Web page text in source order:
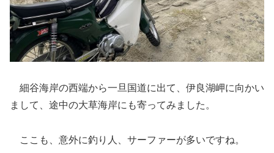
細谷海岸の西端から一旦国道に出て、伊良湖岬に向かい
まして、途中の大草海岸にも寄ってみました。
ここも、意外に釣り人、サーファーが多いですね。